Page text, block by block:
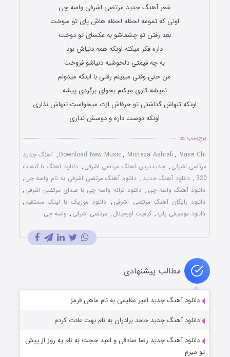
شعر آهنگ جدید مرتضی اشرفی واسه چی
اونی که تمومه لحظه لحظه هاش پای تو سوخت
بعد رفتن تو چشماشو به عکسای تو دوخت
داره فکر میکنه اونکه همه دنیاش بود
به چه قیمتی دلخوشیه دنیاشو فروخت
من حتی وقتی میبینم رفتی با اینکه میدونم
نمیشه کاری میکنم بخوای برگردی پیشه
اونکه تنهاش گذاشتی تو حرفاش ازت میخواست تنهاش نذاری
اونکه دوست داره و دوسش نداری
برچسب ها
Download New Music, Morteza Ashrafi, Vase Chi
, آهنگ جدید
مرتضی اشرفی , جدیدترین آهنگ مرتضی اشرفی , دانلود آهنگ با کیفیت
320
, دانلود آهنگ جدید , دانلود آهنگ مرتضی اشرفی به نام واسه چی ,
دانلود آهنگ واسه چی , دانلود ترانه واسه چی با صدای مرتضی اشرفی ,
دانلود رایگان آهنگ مرتضی اشرفی , دانلود موزیک با لینک مستقیم ,
دانلود موسیقی پاپ , کیفیت اورجینال , مرتضی اشرفی , واسه چی
مطالب پیشنهادی
دانلود آهنگ جدید امیر عظیمی به نام ماهی قرمز
دانلود آهنگ جدید حامد برادران به نام بهت عادت کردم
دانلود آهنگ جدید رضا صادقی و امید حجت به نام یه روز از پیش
تو میرم